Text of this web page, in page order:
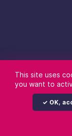
This site uses
you want to
OK,